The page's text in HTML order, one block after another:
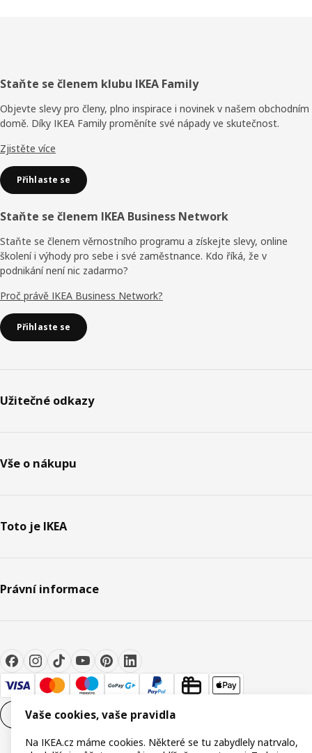
Zápatí
Staňte se členem klubu IKEA Family
Objevte slevy pro členy, plno inspirace i novinek v našem obchodním
domě. Díky IKEA Family proměníte své nápady ve skutečnost.
Zjistěte více
Přihlaste se
Staňte se členem IKEA Business Network
Staňte se členem věrnostního programu a získejte slevy, online
školení i výhody pro sebe i své zaměstnance. Kdo říká, že v
podnikání není nic zadarmo?
Proč právě IKEA Business Network?
Přihlaste se
Užitečné odkazy
Vše o nákupu
Toto je IKEA
Právní informace
Nastavení souborů cookie
Vaše cookies, vaše pravidla
Na IKEA.cz máme cookies. Některé se tu zabydlely natrvalo,